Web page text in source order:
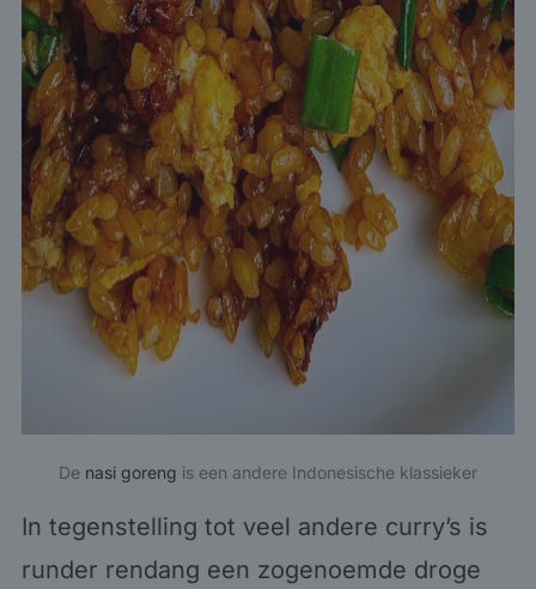
De nasi goreng is een andere Indonesische klassieker
In tegenstelling tot veel andere curry’s is
runder rendang een zogenoemde droge